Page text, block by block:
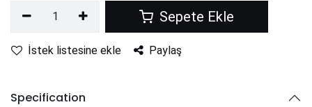
Sepete Ekle
İstek listesine ekle Paylaş
Specification